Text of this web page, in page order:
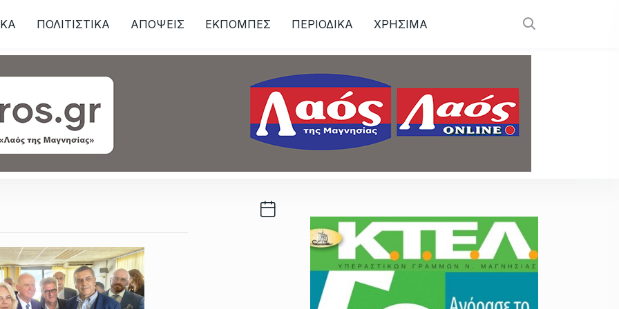
ΠΟΛΙΤΙΣΤΙΚΑ ΑΠΟΨΕΙΣ ΕΚΠΟΜΠΕΣ ΠΕΡΙΟΔΙΚΑ ΧΡΗΣΙΜΑ